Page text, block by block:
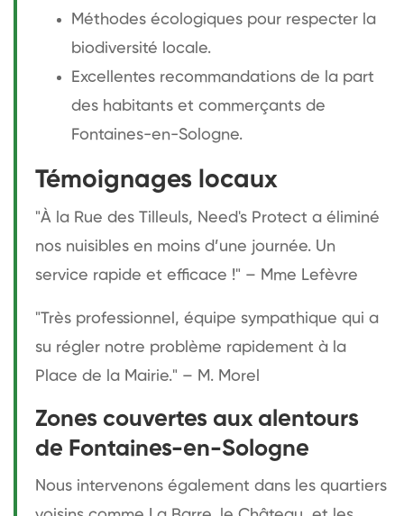
Méthodes écologiques pour respecter la
biodiversité locale.
Excellentes recommandations de la part
des habitants et commerçants de
Fontaines-en-Sologne.
Témoignages locaux
"À la Rue des Tilleuls, Need's Protect a éliminé
nos nuisibles en moins d’une journée. Un
service rapide et efficace !" – Mme Lefèvre
"Très professionnel, équipe sympathique qui a
su régler notre problème rapidement à la
Place de la Mairie." – M. Morel
Zones couvertes aux alentours
de Fontaines-en-Sologne
Nous intervenons également dans les quartiers